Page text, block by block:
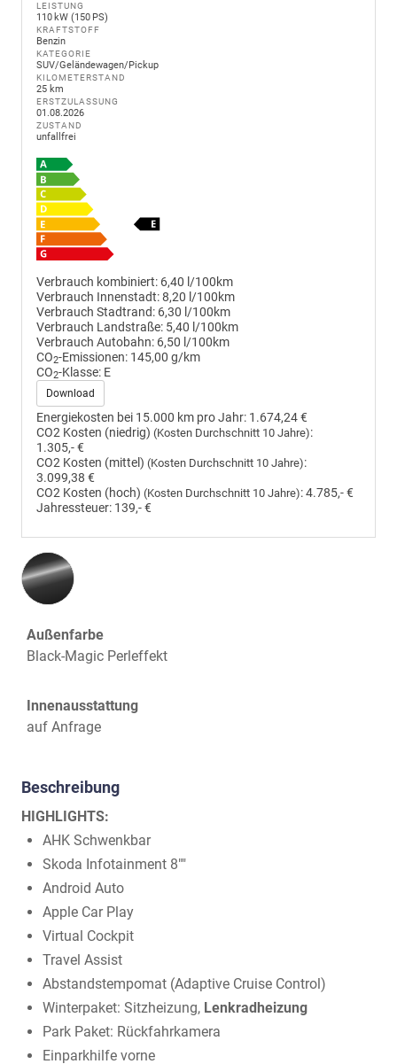
LEISTUNG
110 kW (150 PS)
KRAFTSTOFF
Benzin
KATEGORIE
SUV/Geländewagen/Pickup
KILOMETERSTAND
25 km
ERSTZULASSUNG
01.08.2026
ZUSTAND
unfallfrei
Verbrauch kombiniert: 6,40 l/100km
Verbrauch Innenstadt:8,20 l/100km
Verbrauch Stadtrand: 6,30 l/100km
Verbrauch Landstraße: 5,40 l/100km
Verbrauch Autobahn: 6,50 l/100km
CO2-Emissionen: 145,00 g/km
CO2-Klasse: E
Download
Energiekosten bei 15.000 km pro Jahr: 1.674,24 €
CO2 Kosten (niedrig) (Kosten Durchschnitt 10 Jahre):
1.305,- €
CO2 Kosten (mittel) (Kosten Durchschnitt 10 Jahre):
3.099,38 €
CO2 Kosten (hoch) (Kosten Durchschnitt 10 Jahre):4.785,- €
Jahressteuer: 139,- €
Außenfarbe
Black-Magic Perleffekt
Innenausstattung
auf Anfrage
Beschreibung
HIGHLIGHTS:
AHK Schwenkbar
Skoda Infotainment 8""
Android Auto
Apple Car Play
Virtual Cockpit
Travel Assist
Abstandstempomat (Adaptive Cruise Control)
Winterpaket: Sitzheizung, Lenkradheizung
Park Paket: Rückfahrkamera
Einparkhilfe vorne